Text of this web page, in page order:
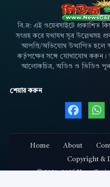
বি.দ্র: এই ওয়েবসাইটে প্রকাশিত
সংগ্রহ করে যথাযথ সূত্র উল্লেখসহ
আপত্তি/অভিযোগ উত্থাপিত হলে
কর্তৃপক্ষের সঙ্গে যোগাযোগ করুন।
আলোকচিত্র, অডিও ও ভিডিও
শেয়ার করুন
Home About
Copyright &
©2021 - 2026